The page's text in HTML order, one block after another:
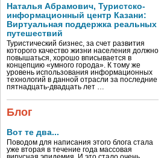
Наталья Абрамович, Туристско-
информационный центр Казани:
Виртуальная поддержка реальных
путешествий
Туристический бизнес, за счет развития
которого качество жизни населения должно
повышаться, хорошо вписывается в
концепцию «умного города». К тому же
уровень использования информационных
технологий в данной отрасли за последние
пятнадцать-двадцать лет …
Блог
Вот те два...
Поводом для написания этого блога стала
уже вторая в течение года массовая